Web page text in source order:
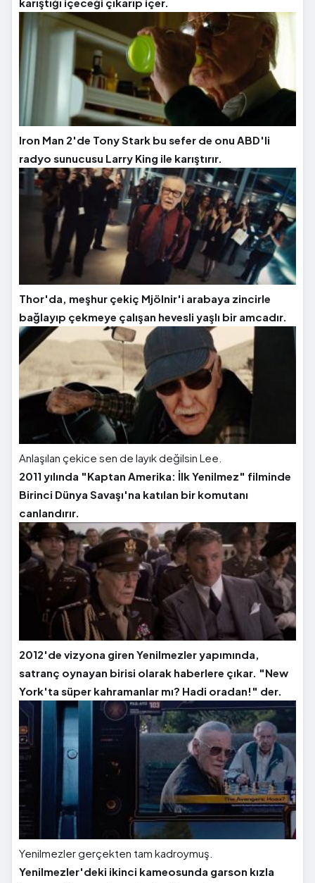
Iron Man 2'de Tony Stark bu sefer de onu ABD'li
radyo sunucusu Larry King ile karıştırır.
Thor'da, meşhur çekiç Mjölnir'i arabaya zincirle
bağlayıp çekmeye çalışan hevesli yaşlı bir amcadır.
Anlaşılan çekice sen de layık değilsin Lee.
2011 yılında "Kaptan Amerika: İlk Yenilmez" filminde
Birinci Dünya Savaşı'na katılan bir komutanı
canlandırır.
2012'de vizyona giren Yenilmezler yapımında,
satranç oynayan birisi olarak haberlere çıkar. "New
York'ta süper kahramanlar mı? Hadi oradan!" der.
Yenilmezler gerçekten tam kadroymuş.
Yenilmezler'deki ikinci kameosunda garson kızla